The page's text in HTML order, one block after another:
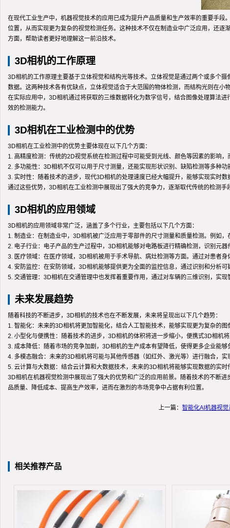
在现代工业生产中，机器视觉技术的应用已成为提升产品质量和生产效率的重要手
位置，从而实现更为复杂的视觉检测任务。这种技术不仅在制造业中广泛应用，还
方面，帮助读者更好地理解这一前沿技术。
3D相机的工作原理
3D相机的工作原理主要基于立体视觉和结构光等技术。立体视觉是通过两个或多个
数据。这两种技术各有优缺点，立体视觉适合于大范围的物体检测，而结构光则在小
在实际应用中，3D相机通过将获取的三维数据转化为数字信号，结合图像处理算法
效的检测能力。
3D相机在工业检测中的优势
3D相机在工业检测中的优势主要体现在以下几个方面：
1. 高精度检测：传统的2D视觉系统在检测过程中可能受到光线、颜色等因素的影响
2. 多功能性：3D相机不仅可以用于尺寸测量，还能实现形状识别、缺陷检测等多种
3. 实时性：随着技术的进步，现代3D相机的处理速度已经大幅提升，能够实现实时
通过这些优势，3D相机在工业检测中展现出了强大的竞争力，逐渐取代传统的检测手
3D相机的应用领域
3D相机的应用领域非常广泛，涵盖了多个行业，主要包括以下几个方面：
1. 制造业：在制造业中，3D相机被广泛应用于零部件的尺寸测量和质量检测。例如
2. 电子行业：电子产品的生产过程中，3D相机能够对电路板进行精确检测，识别元
3. 医疗领域：在医疗领域，3D相机被用于手术导航、病灶检测等方面。通过对患者
4. 安防监控：在安防领域，3D相机能够提供更为全面的监控信息，通过识别和分析可
5. 交通管理：3D相机在交通管理中也发挥着重要作用，通过对车辆的三维识别，实现
未来发展趋势
随着科技的不断进步，3D相机的技术也在不断发展，未来将呈现出以下几个趋势：
1. 智能化：未来的3D相机将更加智能化，结合人工智能技术，能够实现更为复杂的图
2. 小型化与便携性：随着技术的进步，3D相机的体积将进一步缩小，便携式3D相机
3. 成本降低：随着市场的竞争加剧，3D相机的生产成本有望降低，使得更多企业能够
4. 多模态融合：未来的3D相机将可能与其他传感器（如红外、激光等）进行融合，实
5. 云计算与大数据：结合云计算和大数据技术，未来的3D相机将能够实现数据的实时
3D相机在机器视觉检测中展现出了强大的优势和广泛的应用前景。随着技术的不断
品质量、降低成本、提高生产效率，进而在激烈的市场竞争中占据有利位置。
上一篇：智能化AI机器视
相关推荐产品